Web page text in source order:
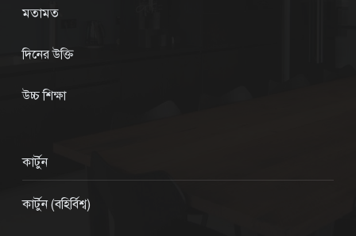
মতামত
দিনের উক্তি
উচ্চ শিক্ষা
কার্টুন
কার্টুন (বহির্বিশ্ব)